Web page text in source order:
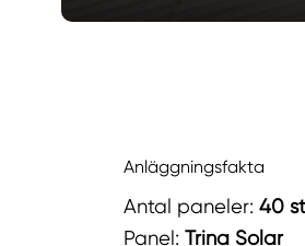
Anläggningsfakta
Antal paneler: 40 st
Panel: Trina Solar